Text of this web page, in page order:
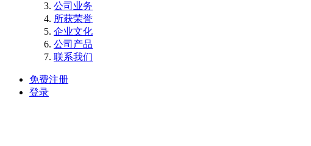
公司业务
所获荣誉
企业文化
公司产品
联系我们
免费注册
登录